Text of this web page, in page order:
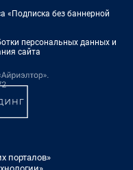
«Подписка без баннерной
персональных данных и
сайта
порталов»